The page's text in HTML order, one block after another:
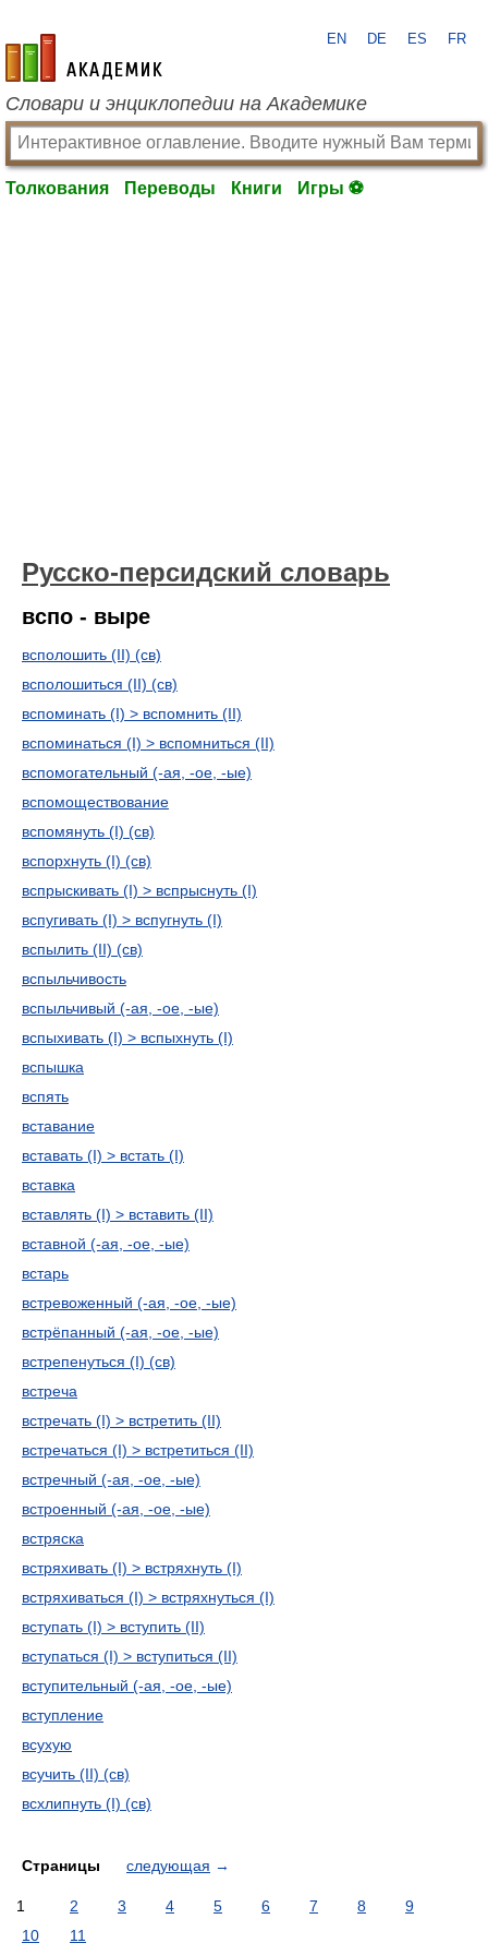
academic.ru
EN DE ES FR
Словари и энциклопедии на Академике
Толкования Переводы Книги Игры ⚽
Русско-персидский словарь
вспо - выре
всполошить (II) (св)
всполошиться (II) (св)
вспоминать (I) > вспомнить (II)
вспоминаться (I) > вспомниться (II)
вспомогательный (-ая, -ое, -ые)
вспомоществование
вспомянуть (I) (св)
вспорхнуть (I) (св)
вспрыскивать (I) > вспрыснуть (I)
вспугивать (I) > вспугнуть (I)
вспылить (II) (св)
вспыльчивость
вспыльчивый (-ая, -ое, -ые)
вспыхивать (I) > вспыхнуть (I)
вспышка
вспять
вставание
вставать (I) > встать (I)
вставка
вставлять (I) > вставить (II)
вставной (-ая, -ое, -ые)
встарь
встревоженный (-ая, -ое, -ые)
встрёпанный (-ая, -ое, -ые)
встрепенуться (I) (св)
встреча
встречать (I) > встретить (II)
встречаться (I) > встретиться (II)
встречный (-ая, -ое, -ые)
встроенный (-ая, -ое, -ые)
встряска
встряхивать (I) > встряхнуть (I)
встряхиваться (I) > встряхнуться (I)
вступать (I) > вступить (II)
вступаться (I) > вступиться (II)
вступительный (-ая, -ое, -ые)
вступление
всухую
всучить (II) (св)
всхлипнуть (I) (св)
Страницы следующая →
1 2 3 4 5 6 7 8
9
10
11